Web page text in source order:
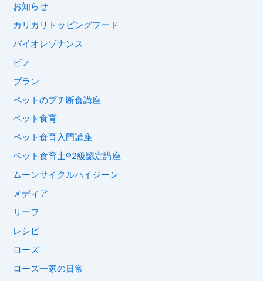
お知らせ
カリカリトッピングフード
バイオレゾナンス
ピノ
ブラン
ペットのプチ断食講座
ペット食育
ペット食育入門講座
ペット食育士®︎2級認定講座
ムーンサイクルハイジーン
メディア
リーフ
レシピ
ローズ
ローズ一家の日常